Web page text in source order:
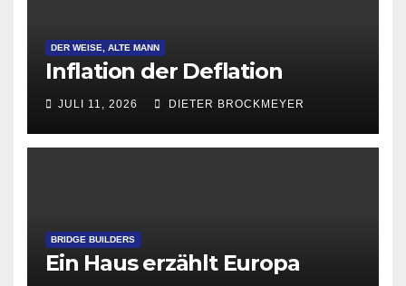
DER WEISE, ALTE MANN
Inflation der Deflation
JULI 11, 2026 DIETER BROCKMEYER
BRIDGE BUILDERS
Ein Haus erzählt Europa